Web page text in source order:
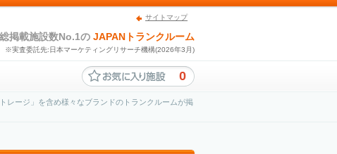
サイトマップ
総掲載施設数No.1の JAPANトランクルーム
※実査委託先:日本マーケティングリサーチ機構(2026年3月)
0
レージ」を含め様々なブランドのトランクルームが掲